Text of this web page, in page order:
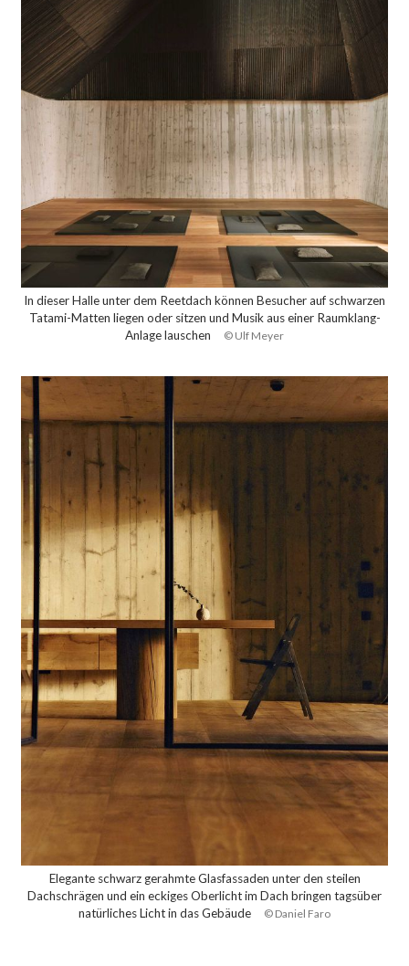
In dieser Halle unter dem Reetdach können Besucher auf schwarzen
Tatami-Matten liegen oder sitzen und Musik aus einer Raumklang-
Anlage lauschen
© Ulf Meyer
Elegante schwarz gerahmte Glasfassaden unter den steilen
Dachschrägen und ein eckiges Oberlicht im Dach bringen tagsüber
natürliches Licht in das Gebäude
© Daniel Faro